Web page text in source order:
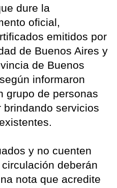
dure la
oficial,
emitidos por
de Buenos Aires y
de Buenos
informaron
grupo de personas
servicios
y no cuenten
deberán
nota que acredite